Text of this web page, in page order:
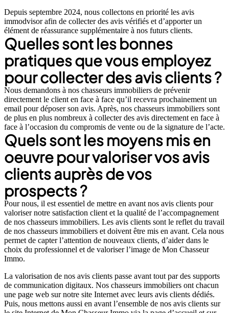
Depuis septembre 2024, nous collectons en priorité les avis
immodvisor afin de collecter des avis vérifiés et d’apporter un
élément de réassurance supplémentaire à nos futurs clients.
Quelles sont les bonnes
pratiques que vous employez
pour collecter des avis clients ?
Nous demandons à nos chasseurs immobiliers de prévenir
directement le client en face à face qu’il recevra prochainement un
email pour déposer son avis. Après, nos chasseurs immobiliers sont
de plus en plus nombreux à collecter des avis directement en face à
face à l’occasion du compromis de vente ou de la signature de l’acte.
Quels sont les moyens mis en
oeuvre pour valoriser vos avis
clients auprès de vos
prospects ?
Pour nous, il est essentiel de mettre en avant nos avis clients pour
valoriser notre satisfaction client et la qualité de l’accompagnement
de nos chasseurs immobiliers. Les avis clients sont le reflet du travail
de nos chasseurs immobiliers et doivent être mis en avant. Cela nous
permet de capter l’attention de nouveaux clients, d’aider dans le
choix du professionnel et de valoriser l’image de Mon Chasseur
Immo.
La valorisation de nos avis clients passe avant tout par des supports
de communication digitaux. Nos chasseurs immobiliers ont chacun
une page web sur notre site Internet avec leurs avis clients dédiés.
Puis, nous mettons aussi en avant l’ensemble de nos avis clients sur